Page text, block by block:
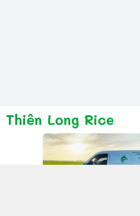
Thiên Long Rice